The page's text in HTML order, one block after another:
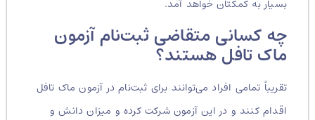
بسیار به کمکتان خواهد آمد.
چه کسانی متقاضی ثبت‌نام آزمون
ماک تافل هستند؟
تقریباً تمامی افراد می‌توانند برای ثبت‌نام در آزمون ماک تافل
اقدام کنند و در این آزمون شرکت کرده و میزان دانش و